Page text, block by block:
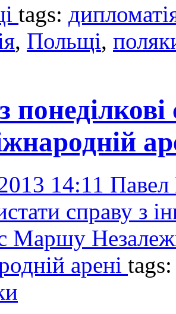
tags:
, Польщі,
14:11 Павел
справу з
Маршу
арені